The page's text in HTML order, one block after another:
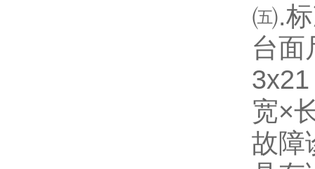
㈤.
台面
宽×
故障